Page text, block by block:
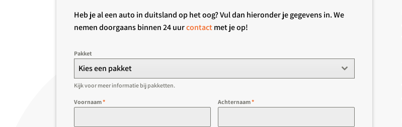
Heb je al een auto in duitsland op het oog? Vul dan hieronder je gegevens in. We
nemen doorgaans binnen 24 uurcontactmet je op!
Pakket
Kies een pakket
Kijk voor meer informatie bij pakketten.
Voornaam* Achternaam*